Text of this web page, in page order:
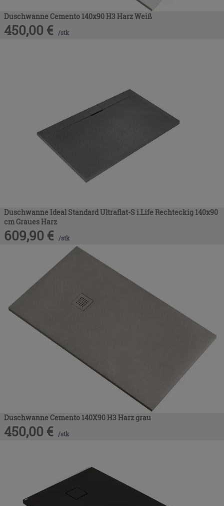
Duschwanne Cemento 140x90 H3 Harz Weiß
450,00 € /stk
Duschwanne Ideal Standard Ultraflat-S i.Life Rechteckig 140x90
cm Graues Harz
609,90 € /stk
Duschwanne Cemento 140X90 H3 Harz grau
450,00 € /stk